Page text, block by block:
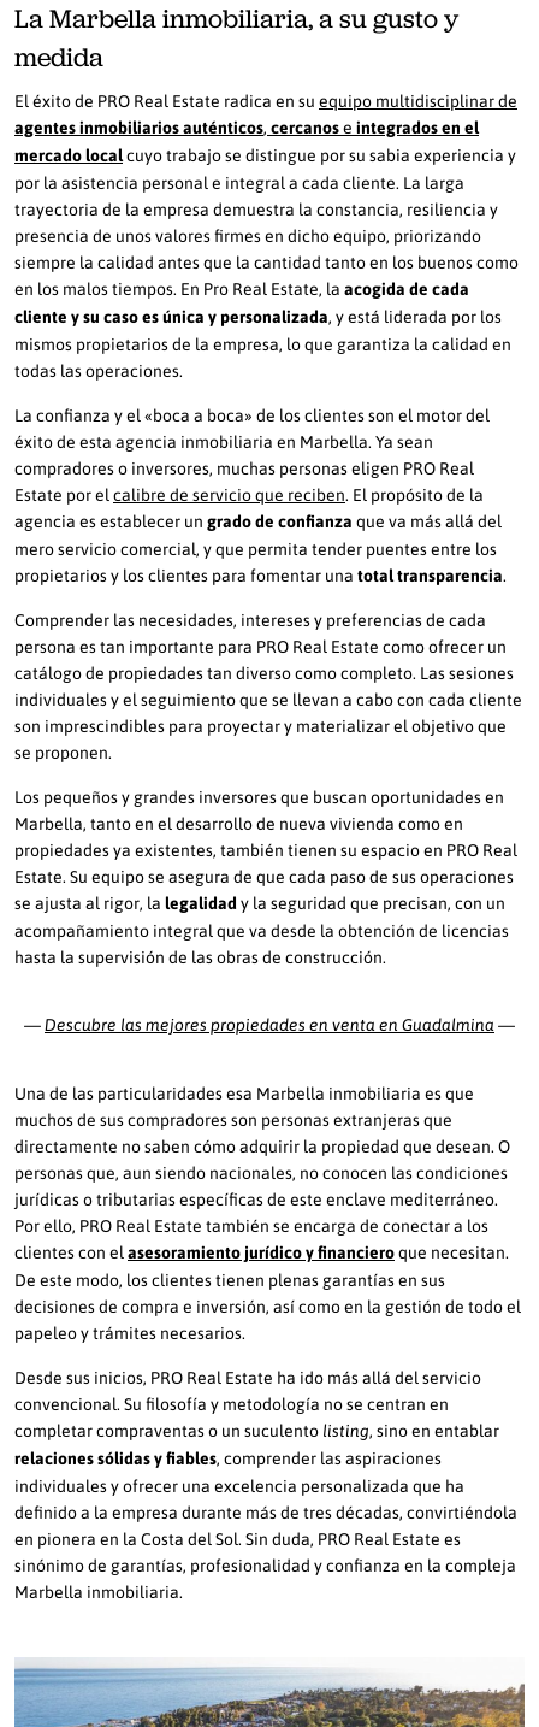
La Marbella inmobiliaria, a su gusto y
medida
El éxito de PRO Real Estate radica en su equipo multidisciplinar de
agentes inmobiliarios auténticos, cercanose integrados en el
mercado localcuyo trabajo se distingue por su sabia experiencia y
por la asistencia personal e integral a cada cliente. La larga
trayectoria de la empresa demuestra la constancia, resiliencia y
presencia de unos valores firmes en dicho equipo, priorizando
siempre la calidad antes que la cantidad tanto en los buenos como
en los malos tiempos. En Pro Real Estate, la acogida de cada
cliente y su caso es única y personalizada, y está liderada por los
mismos propietarios de la empresa, lo que garantiza la calidad en
todas las operaciones.
La confianza y el «boca a boca» de los clientes son el motor del
éxito de esta agencia inmobiliaria en Marbella. Ya sean
compradores o inversores, muchas personas eligen PRO Real
Estate por el calibre de servicio que reciben. El propósito de la
agencia es establecer un grado de confianza que va más allá del
mero servicio comercial, y que permita tender puentes entre los
propietarios y los clientes para fomentar una total transparencia.
Comprender las necesidades, intereses y preferencias de cada
persona es tan importante para PRO Real Estate como ofrecer un
catálogo de propiedades tan diverso como completo. Las sesiones
individuales y el seguimiento que se llevan a cabo con cada cliente
son imprescindibles para proyectar y materializar el objetivo que
se proponen.
Los pequeños y grandes inversores que buscan oportunidades en
Marbella, tanto en el desarrollo de nueva vivienda como en
propiedades ya existentes, también tienen su espacio en PRO Real
Estate. Su equipo se asegura de que cada paso de sus operaciones
se ajusta al rigor, la legalidad y la seguridad que precisan, con un
acompañamiento integral que va desde la obtención de licencias
hasta la supervisión de las obras de construcción.
—Descubre las mejores propiedades en venta en Guadalmina —
Una de las particularidades esa Marbella inmobiliaria es que
muchos de sus compradores son personas extranjeras que
directamente no saben cómo adquirir la propiedad que desean. O
personas que, aun siendo nacionales, no conocen las condiciones
jurídicas o tributarias específicas de este enclave mediterráneo.
Por ello, PRO Real Estate también se encarga de conectar a los
clientes con el asesoramiento jurídico y financieroque necesitan.
De este modo, los clientes tienen plenas garantías en sus
decisiones de compra e inversión, así como en la gestión de todo el
papeleo y trámites necesarios.
Desde sus inicios, PRO Real Estate ha ido más allá del servicio
convencional. Su filosofía y metodología no se centran en
completar compraventas o un suculento listing, sino en entablar
relaciones sólidas y fiables, comprender las aspiraciones
individuales y ofrecer una excelencia personalizada que ha
definido a la empresa durante más de tres décadas, convirtiéndola
en pionera en la Costa del Sol. Sin duda, PRO Real Estate es
sinónimo de garantías, profesionalidad y confianza en la compleja
Marbella inmobiliaria.